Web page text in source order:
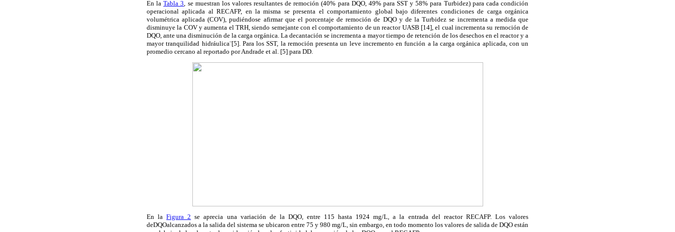
En laTabla 3 , se muestran los valores resultantes de remoción (40% para DQO, 49% para SST y 58% para Turbidez) para cada condición
operacional aplicada al RECAFP, en la misma se presenta el comportamiento global bajo diferentes condiciones de carga orgánica
volumétrica aplicada (COV), pudiéndose afirmar que el porcentaje de remoción de DQO y de la Turbidez se incrementa a medida que
disminuye la COV y aumenta el TRH, siendo semejante con el comportamiento de un reactor UASB [14], el cual incrementa su remoción de
DQO, ante una disminución de la carga orgánica. La decantación se incrementa a mayor tiempo de retención de los desechos en el reactor y a
mayor tranquilidad hidráulica¨[5]. Para los SST, la remoción presenta un leve incremento en función a la carga orgánica aplicada, con un
promedio cercano al reportado por Andrade et al. [5] para DD.
En laFigura 2 se aprecia una variación de la DQO, entre 115 hasta 1924 mg/L, a la entrada del reactor RECAFP. Los valores
deDQOalcanzados a la salida del sistema se ubicaron entre 75 y 980 mg/L, sin embargo, en todo momento los valores de salida de DQO están